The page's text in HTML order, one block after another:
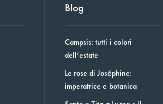
Blog
Campsis: tutti i colori
dell’estate
Le rose di Joséphine:
imperatrice e botanica